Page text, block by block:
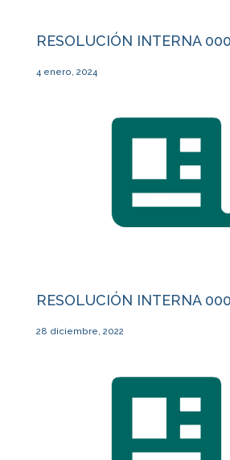
RESOLUCIÓN INTERNA
4 enero, 2024
RESOLUCIÓN INTERNA
28 diciembre, 2022